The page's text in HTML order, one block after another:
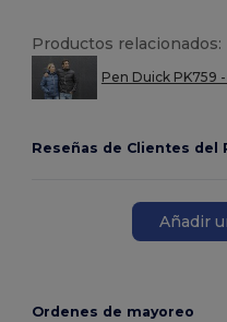
Productos relacionados:
Pen Duick PK759
Reseñas de Clientes del
Añadir
Ordenes de mayoreo